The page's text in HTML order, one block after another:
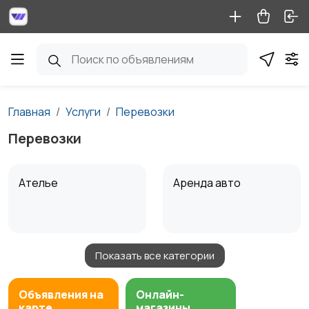
Главная Услуги Перевозки
Перевозки
Ателье Аренда авто
Аренда водного
транспорта
Аренда спецтехники
Показать все категории
Объявления на
Онлайн-